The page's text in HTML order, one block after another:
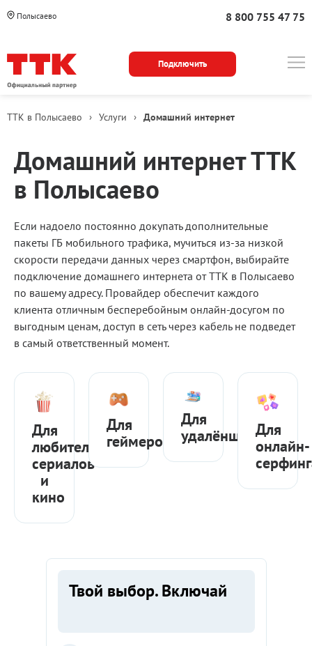
Полысаево 8 800 755 47 75
Подключить
ТТК в Полысаево › Услуги › Домашний интернет
Домашний интернет ТТК
в Полысаево
Если надоело постоянно докупать дополнительные
пакеты ГБ мобильного трафика, мучиться из-за низкой
скорости передачи данных через смартфон, выбирайте
подключение домашнего интернета от ТТК в Полысаево
по вашему адресу. Провайдер обеспечит каждого
клиента отличным бесперебойным онлайн-досугом по
выгодным ценам, доступ в сеть через кабель не подведет
в самый ответственный момент.
кого
Для
любителей
сериалов
и
кино
Для
геймеров
Для
удалёнщиков
Для
онлайн-
Для
кого
Тарифы
Твой выбор. Включай